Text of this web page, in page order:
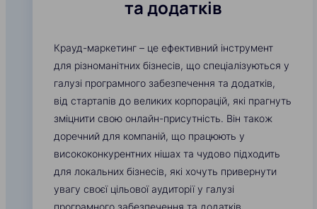
та додатків
Крауд-маркетинг – це ефективний інструмент
для різноманітних бізнесів, що спеціалізуються у
галузі програмного забезпечення та додатків,
від стартапів до великих корпорацій, які прагнуть
зміцнити свою онлайн-присутність. Він також
доречний для компаній, що працюють у
висококонкурентних нішах та чудово підходить
для локальних бізнесів, які хочуть привернути
увагу своєї цільової аудиторії у галузі
програмного забезпечення та додатків.